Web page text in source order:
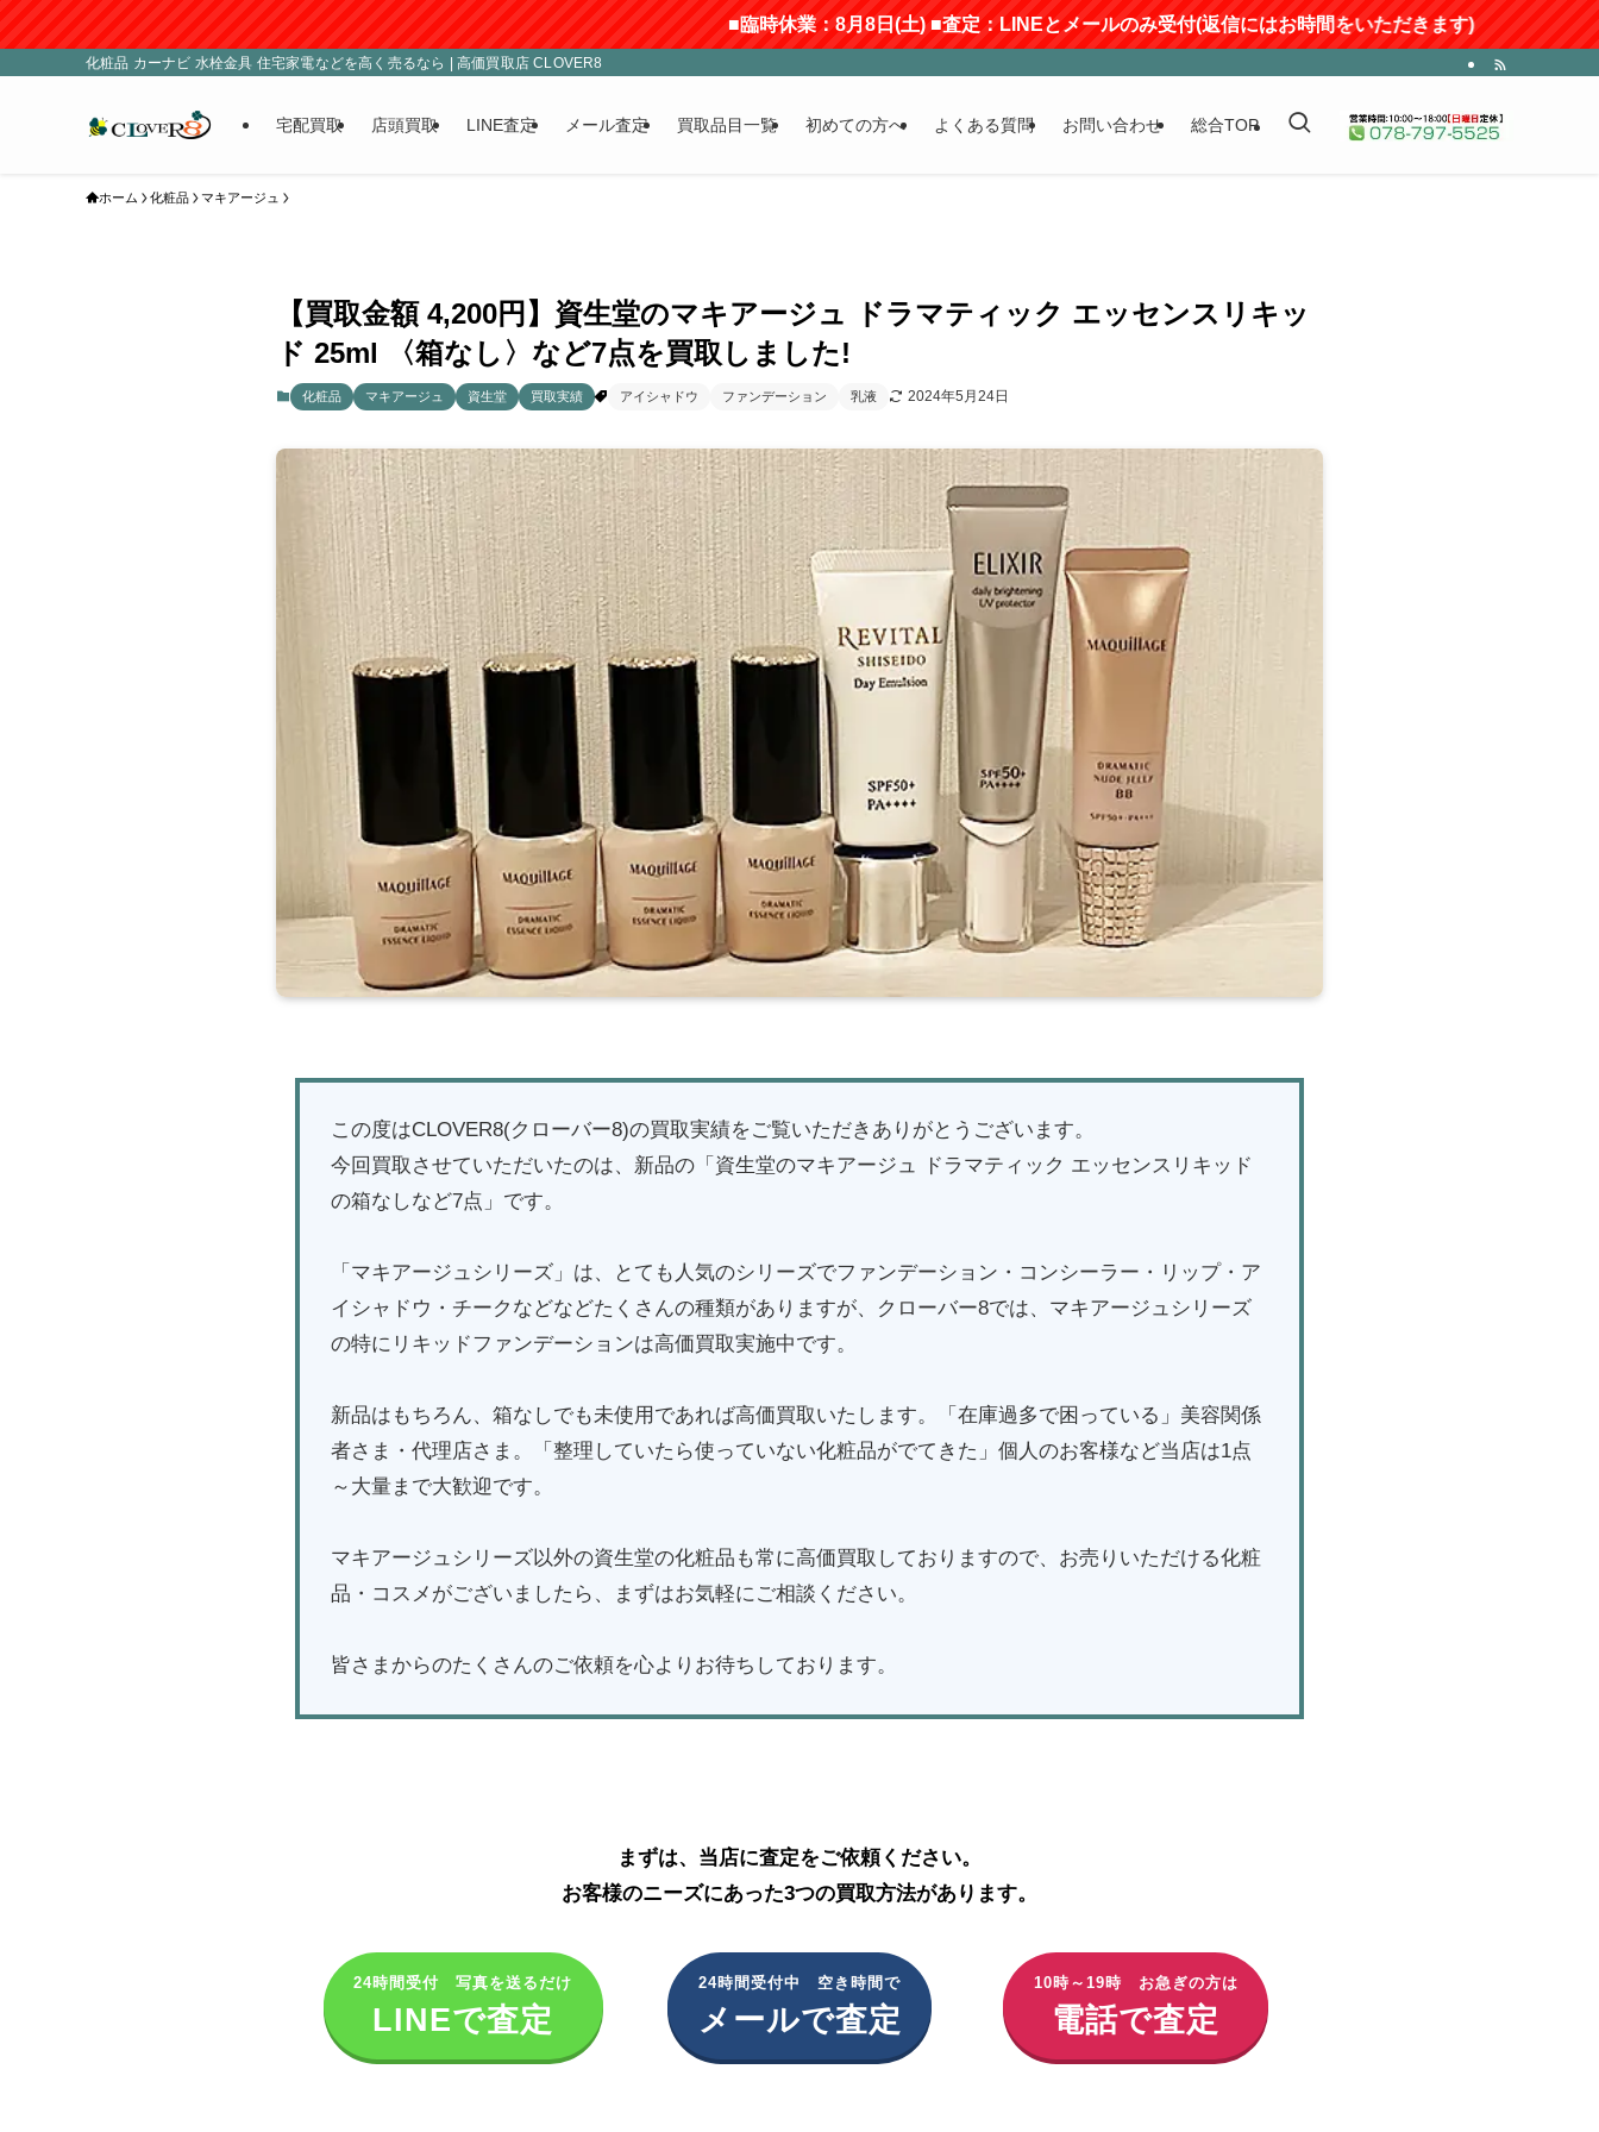
■臨時休業：8月8日(土) ■査定：LINEとメールのみ受付(返信にはお時間をいただきます)
化粧品 カーナビ 水栓金具 住宅家電などを高く売るなら | 高価買取店 CLOVER8
宅配買取 店頭買取 LINE査定 メール査定 買取品目一覧 初めての方へ よくある質問 お問い合わせ 総合TOP
ホーム 化粧品 マキアージュ
【買取金額 4,200円】資生堂のマキアージュ ドラマティック エッセンスリキッ
ド 25ml 〈箱なし〉など7点を買取しました!
化粧品 マキアージュ 資生堂 買取実績 アイシャドウ ファンデーション 乳液 2024年5月24日
この度はCLOVER8(クローバー8)の買取実績をご覧いただきありがとうございます。
今回買取させていただいたのは、新品の「資生堂のマキアージュ ドラマティック エッセンスリキッド
の箱なしなど7点」です。
「マキアージュシリーズ」は、とても人気のシリーズでファンデーション・コンシーラー・リップ・ア
イシャドウ・チークなどなどたくさんの種類がありますが、クローバー8では、マキアージュシリーズ
の特にリキッドファンデーションは高価買取実施中です。
新品はもちろん、箱なしでも未使用であれば高価買取いたします。「在庫過多で困っている」美容関係
者さま・代理店さま。「整理していたら使っていない化粧品がでてきた」個人のお客様など当店は1点
～大量まで大歓迎です。
マキアージュシリーズ以外の資生堂の化粧品も常に高価買取しておりますので、お売りいただける化粧
品・コスメがございましたら、まずはお気軽にご相談ください。
皆さまからのたくさんのご依頼を心よりお待ちしております。
まずは、当店に査定をご依頼ください。
お客様のニーズにあった3つの買取方法があります。
24時間受付 写真を送るだけ
LINEで査定
24時間受付中 空き時間で
メールで査定
10時～19時 お急ぎの方は
電話で査定